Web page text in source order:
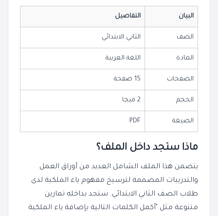
البيان التفاصيل
الصف الثاني الابتدائي
المادة اللغة العربية
الصفحات 15 صفحة
الحجم 2 ميجا
الصيغة PDF
ماذا ستجد داخل الملف؟
يتضمن هذا الملف الشامل العديد من أوراق العمل
والتدريبات المصممة لترسيخ مفهوم ياء الملكية لدى
طلاب الصف الثاني الابتدائي. ستجد بداخله تمارين
متنوعة مثل "أكمل الكلمات التالية بإضافة ياء الملكية